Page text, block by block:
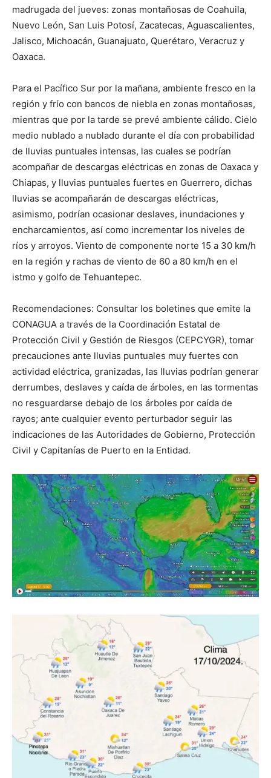
madrugada del jueves: zonas montañosas de Coahuila,
Nuevo León, San Luis Potosí, Zacatecas, Aguascalientes,
Jalisco, Michoacán, Guanajuato, Querétaro, Veracruz y
Oaxaca.
Para el Pacífico Sur por la mañana, ambiente fresco en la
región y frío con bancos de niebla en zonas montañosas,
mientras que por la tarde se prevé ambiente cálido. Cielo
medio nublado a nublado durante el día con probabilidad
de lluvias puntuales intensas, las cuales se podrían
acompañar de descargas eléctricas en zonas de Oaxaca y
Chiapas, y lluvias puntuales fuertes en Guerrero, dichas
lluvias se acompañarán de descargas eléctricas,
asimismo, podrían ocasionar deslaves, inundaciones y
encharcamientos, así como incrementar los niveles de
ríos y arroyos. Viento de componente norte 15 a 30 km/h
en la región y rachas de viento de 60 a 80 km/h en el
istmo y golfo de Tehuantepec.
Recomendaciones: Consultar los boletines que emite la
CONAGUA a través de la Coordinación Estatal de
Protección Civil y Gestión de Riesgos (CEPCYGR), tomar
precauciones ante lluvias puntuales muy fuertes con
actividad eléctrica, granizadas, las lluvias podrían generar
derrumbes, deslaves y caída de árboles, en las tormentas
no resguardarse debajo de los árboles por caída de
rayos; ante cualquier evento perturbador seguir las
indicaciones de las Autoridades de Gobierno, Protección
Civil y Capitanías de Puerto en la Entidad.